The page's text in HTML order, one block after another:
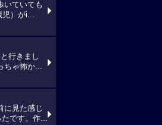
いていても
児）がi...
行きまし
ちゃ怖か...
に見た感じ
たです。作...